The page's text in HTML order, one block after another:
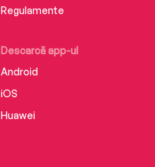
Descarcă app-ul
Android
iOS
Huawei
Regulamente